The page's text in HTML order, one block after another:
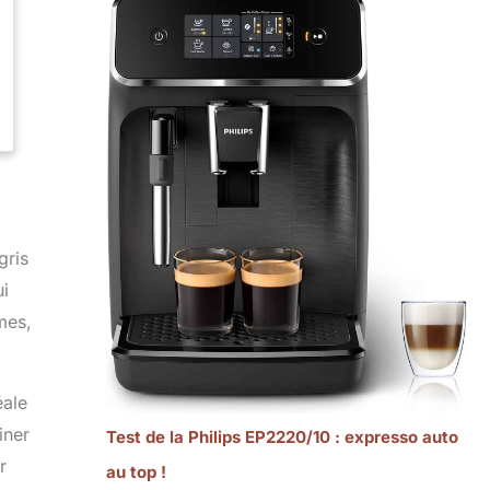
Test de la Philips EP2220/10 : expresso auto
au top !